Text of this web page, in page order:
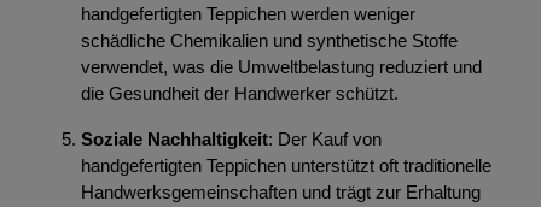
handgefertigten Teppichen werden weniger
schädliche Chemikalien und synthetische Stoffe
verwendet, was die Umweltbelastung reduziert und
die Gesundheit der Handwerker schützt.
Soziale Nachhaltigkeit: Der Kauf von
handgefertigten Teppichen unterstützt oft traditionelle
Handwerksgemeinschaften und trägt zur Erhaltung